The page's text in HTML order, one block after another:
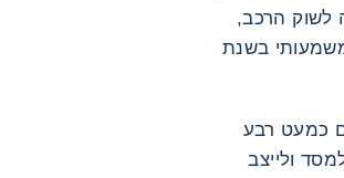
לשוק הרכב,
2022 והואצו באופן משמעותי בשנת
כמעט רבע
ולייצב